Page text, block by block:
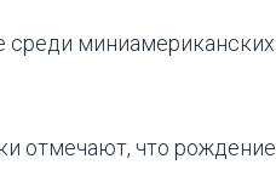
миниамериканских
отмечают, что рождение